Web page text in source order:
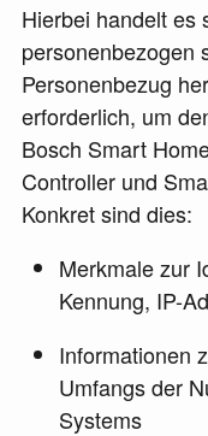
Hierbei handelt es
personenbezogen
Personenbezug
erforderlich, um
Bosch Smart
Controller und
Konkret sind dies:
Merkmale zur
Kennung, IP-
Informationen
Umfangs der
Systems